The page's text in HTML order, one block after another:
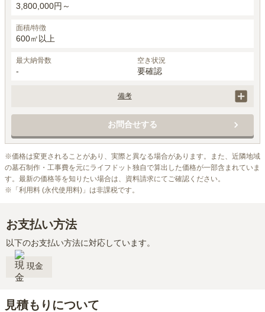
3,800,000円～
面積/特徴
600㎡以上
最大納骨数
-
空き状況
要確認
備考
お問合せする
※価格は変更されることがあり、実際と異なる場合があります。また、近隣地域
の墓石制作・工事費を元にライフドット独自で算出した価格が一部含まれていま
す。最新の価格等を知りたい場合は、資料請求にてご確認ください。
※「利用料 (永代使用料)」は非課税です。
お支払い方法
以下のお支払い方法に対応しています。
現金
見積もりについて